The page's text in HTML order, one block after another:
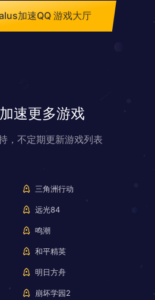
加速QQ 游戏大厅
速更多游戏
，不定期更新游戏列表
三角洲行动
远光84
鸣潮
和平精英
明日方舟
崩坏学园2